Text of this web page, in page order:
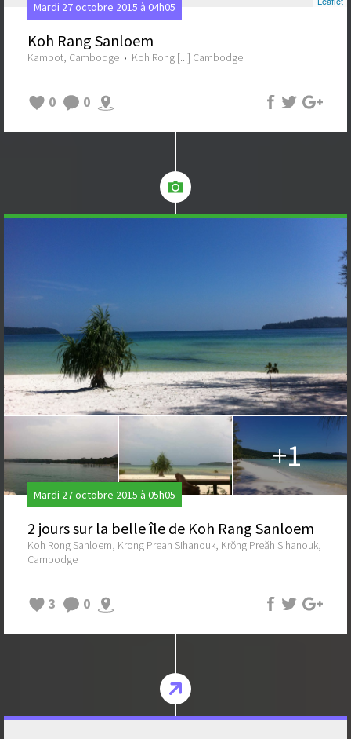
Mardi 27 octobre 2015 à 04h05
Koh Rang Sanloem
Kampot, Cambodge › Koh Rong [...] Cambodge
0 0
+1
Mardi 27 octobre 2015 à 05h05
2 jours sur la belle île de Koh Rang Sanloem
Koh Rong Sanloem, Krong Preah Sihanouk, Krŏng Preăh Sihanouk,
Cambodge
3 0